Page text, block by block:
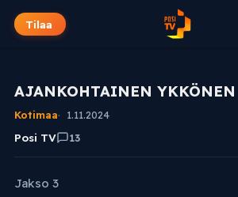
Tilaa
AJANKOHTAINEN YKKÖNEN
Kotimaa 1.11.2024
Posi TV 13
Jakso 3